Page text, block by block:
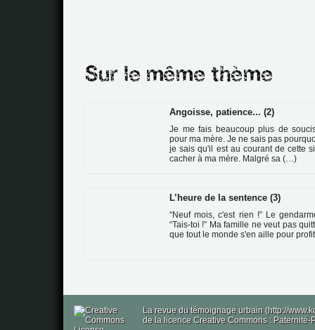
Angoisse, patience... (2)
Je me fais beaucoup plus de
pour ma mère. Je ne sais pas
je sais qu'il est au courant de cette
cacher à ma mère. Malgré sa (…)
L’heure de la sentence (3)
“Neuf mois, c'est rien !” Le
“Tais-toi !” Ma famille ne veut pas
que tout le monde s'en aille pour
La revue du témoignage urbain (http://
de la licence Creative Commons :